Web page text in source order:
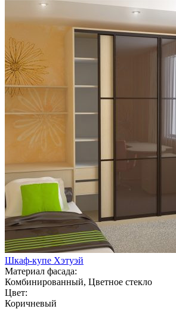
Шкаф-купе Хэтуэй
Материал фасада:
Комбинированный, Цветное стекло
Цвет:
Коричневый